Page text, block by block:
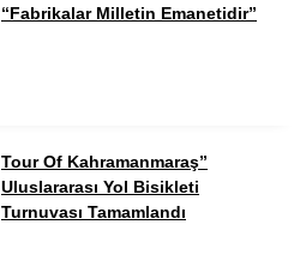
“Fabrikalar Milletin Emanetidir”
Tour Of Kahramanmaraş”
Uluslararası Yol Bisikleti
Turnuvası Tamamlandı